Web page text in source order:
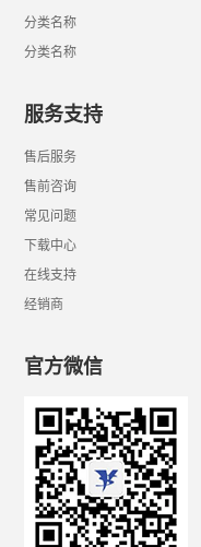
分类名称
分类名称
服务支持
售后服务
售前咨询
常见问题
下载中心
在线支持
经销商
官方微信